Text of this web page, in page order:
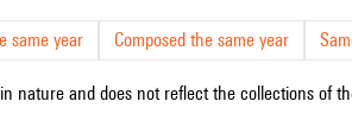
same year Composed the same year
nature and does not reflect the collections of